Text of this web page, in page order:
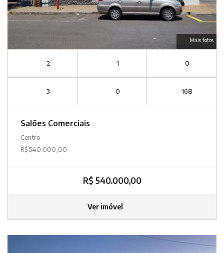
Mais fotos
2 1 0
3 0 168
Salões Comerciais
Centro
R$ 540.000,00
R$ 540.000,00
Ver imóvel